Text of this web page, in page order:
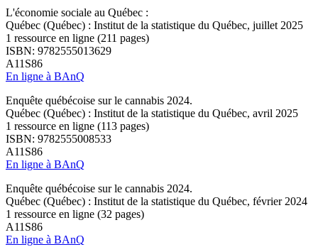
L'économie sociale au Québec :
Québec (Québec) : Institut de la statistique du Québec, juillet 2025
1 ressource en ligne (211 pages)
ISBN: 9782555013629
A11S86
En ligne à BAnQ
Enquête québécoise sur le cannabis 2024.
Québec (Québec) : Institut de la statistique du Québec, avril 2025
1 ressource en ligne (113 pages)
ISBN: 9782555008533
A11S86
En ligne à BAnQ
Enquête québécoise sur le cannabis 2024.
Québec (Québec) : Institut de la statistique du Québec, février 2024
1 ressource en ligne (32 pages)
A11S86
En ligne à BAnQ